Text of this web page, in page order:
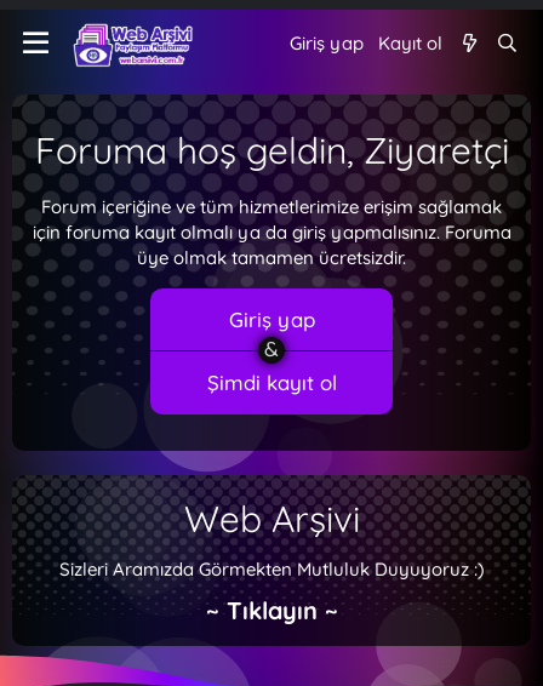
Giriş yap Kayıt ol
Foruma hoş geldin, Ziyaretçi
Forum içeriğine ve tüm hizmetlerimize erişim sağlamak
için foruma kayıt olmalı ya da giriş yapmalısınız. Foruma
üye olmak tamamen ücretsizdir.
Giriş yap
Şimdi kayıt ol
Web Arşivi
Sizleri Aramızda Görmekten Mutluluk Duyuyoruz :)
~ Tıklayın ~